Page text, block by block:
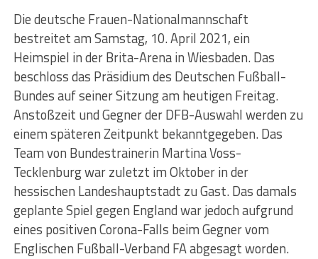
Die deutsche Frauen-Nationalmannschaft
bestreitet am Samstag, 10. April 2021, ein
Heimspiel in der Brita-Arena in Wiesbaden. Das
beschloss das Präsidium des Deutschen Fußball-
Bundes auf seiner Sitzung am heutigen Freitag.
Anstoßzeit und Gegner der DFB-Auswahl werden zu
einem späteren Zeitpunkt bekanntgegeben. Das
Team von Bundestrainerin Martina Voss-
Tecklenburg war zuletzt im Oktober in der
hessischen Landeshauptstadt zu Gast. Das damals
geplante Spiel gegen England war jedoch aufgrund
eines positiven Corona-Falls beim Gegner vom
Englischen Fußball-Verband FA abgesagt worden.